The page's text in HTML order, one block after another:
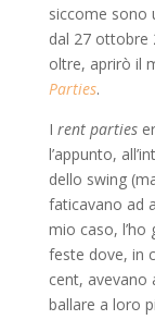
siccome sono
dal 27 ottobre
oltre, aprirò il
Parties.
I rent parties
l’appunto,
dello swing
faticavano ad
mio caso,
feste dove, in
cent, avevano
ballare a loro